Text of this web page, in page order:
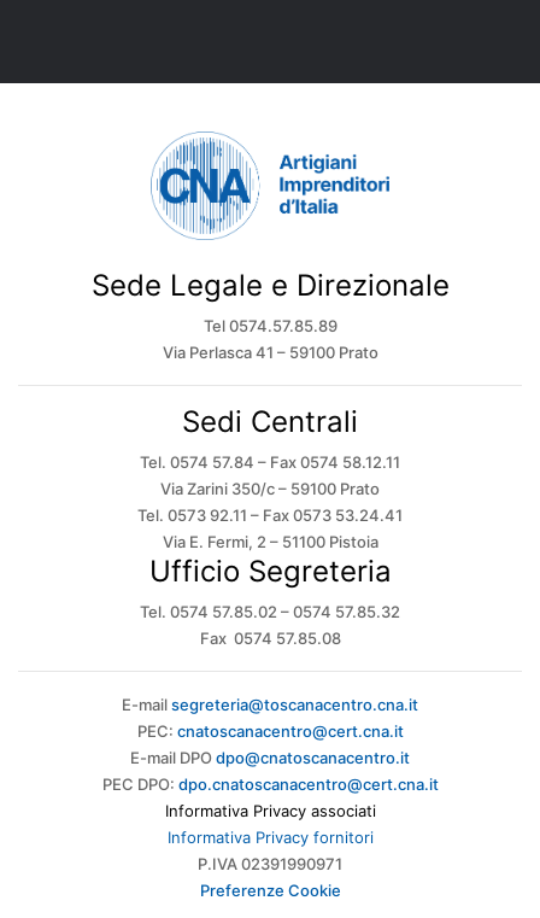
Sede Legale e Direzionale
Tel 0574.57.85.89
Via Perlasca 41 – 59100 Prato
Sedi Centrali
Tel. 0574 57.84 – Fax 0574 58.12.11
Via Zarini 350/c – 59100 Prato
Tel. 0573 92.11 – Fax 0573 53.24.41
Via E. Fermi, 2 – 51100 Pistoia
Ufficio Segreteria
Tel. 0574 57.85.02 – 0574 57.85.32
Fax 0574 57.85.08
E-mailsegreteria@toscanacentro.cna.it
PEC: cnatoscanacentro@cert.cna.it
E-mail DPOdpo@cnatoscanacentro.it
PEC DPO: dpo.cnatoscanacentro@cert.cna.it
Informativa Privacy associati
Informativa Privacy fornitori
P.IVA 02391990971
Preferenze Cookie